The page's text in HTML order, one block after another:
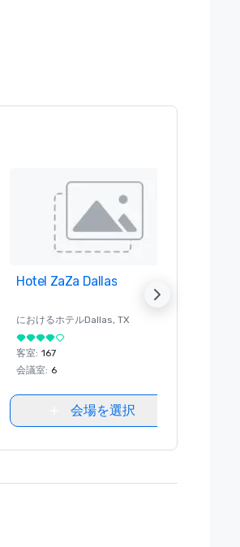
Removed from favorites
Hotel ZaZa Dallas
におけるホテルDallas, TX
客室: 167
会議室: 6
会場を選択